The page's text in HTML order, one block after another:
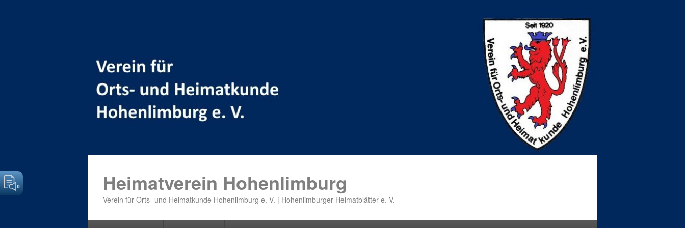
Heimatverein Hohenlimburg
Verein für Orts- und Heimatkunde Hohenlimburg e. V. | Hohenlimburger Heimatblätter e. V.